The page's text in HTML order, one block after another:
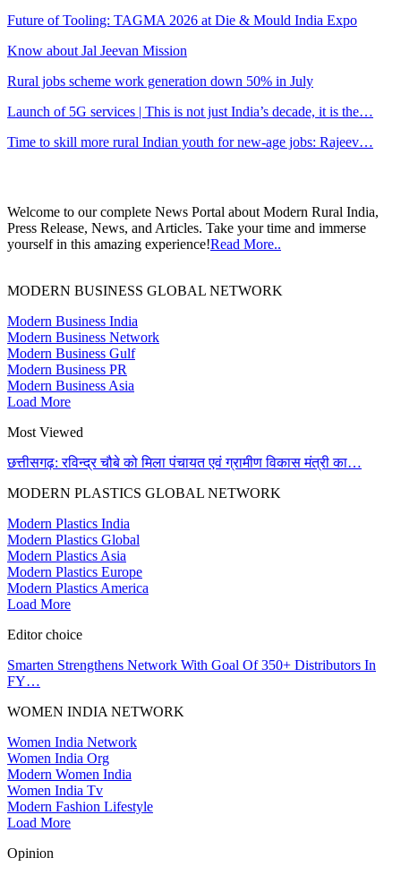
Future of Tooling: TAGMA 2026 at Die & Mould India Expo
Know about Jal Jeevan Mission
Rural jobs scheme work generation down 50% in July
Launch of 5G services | This is not just India’s decade, it is the…
Time to skill more rural Indian youth for new-age jobs: Rajeev…
Welcome to our complete News Portal about Modern Rural India,
Press Release, News, and Articles. Take your time and immerse
yourself in this amazing experience!Read More..
MODERN BUSINESS GLOBAL NETWORK
Modern Business India
Modern Business Network
Modern Business Gulf
Modern Business PR
Modern Business Asia
Load More
Most Viewed
छत्तीसगढ़: रविन्द्र चौबे को मिला पंचायत एवं ग्रामीण विकास मंत्री का…
MODERN PLASTICS GLOBAL NETWORK
Modern Plastics India
Modern Plastics Global
Modern Plastics Asia
Modern Plastics Europe
Modern Plastics America
Load More
Editor choice
Smarten Strengthens Network With Goal Of 350+ Distributors In
FY…
WOMEN INDIA NETWORK
Women India Network
Women India Org
Modern Women India
Women India Tv
Modern Fashion Lifestyle
Load More
Opinion